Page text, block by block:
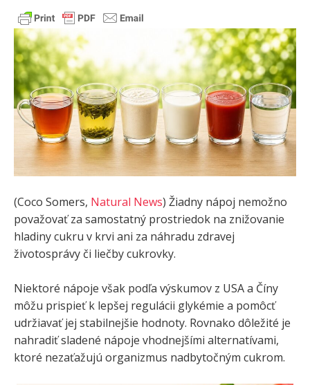
(Coco Somers, Natural News) Žiadny nápoj nemožno
považovať za samostatný prostriedok na znižovanie
hladiny cukru v krvi ani za náhradu zdravej
životosprávy či liečby cukrovky.
Niektoré nápoje však podľa výskumov z USA a Číny
môžu prispieť k lepšej regulácii glykémie a pomôcť
udržiavať jej stabilnejšie hodnoty. Rovnako dôležité je
nahradiť sladené nápoje vhodnejšími alternatívami,
ktoré nezaťažujú organizmus nadbytočným cukrom.